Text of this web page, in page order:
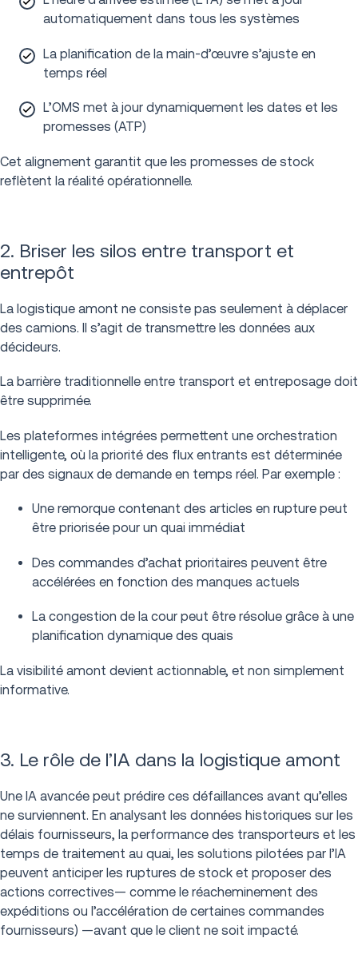
automatiquement dans tous les systèmes
La planification de la main-d’œuvre s’ajuste en
temps réel
L’OMS met à jour dynamiquement les dates et les
promesses (ATP)
Cet alignement garantit que les promesses de stock
reflètent la réalité opérationnelle.
2. Briser les silos entre transport et
entrepôt
La logistique amont ne consiste pas seulement à déplacer
des camions. Il s’agit de transmettre les données aux
décideurs.
La barrière traditionnelle entre transport et entreposage doit
être supprimée.
Les plateformes intégrées permettent une orchestration
intelligente, où la priorité des flux entrants est déterminée
par des signaux de demande en temps réel. Par exemple :
Une remorque contenant des articles en rupture peut
être priorisée pour un quai immédiat
Des commandes d’achat prioritaires peuvent être
accélérées en fonction des manques actuels
La congestion de la cour peut être résolue grâce à une
planification dynamique des quais
La visibilité amont devient actionnable, et non simplement
informative.
3. Le rôle de l’IA dans la logistique amont
Une IA avancée peut prédire ces défaillances avant qu’elles
ne surviennent. En analysant les données historiques sur les
délais fournisseurs, la performance des transporteurs et les
temps de traitement au quai, les solutions pilotées par l’IA
peuvent anticiper les ruptures de stock et proposer des
actions correctives— comme le réacheminement des
expéditions ou l’accélération de certaines commandes
fournisseurs) —avant que le client ne soit impacté.